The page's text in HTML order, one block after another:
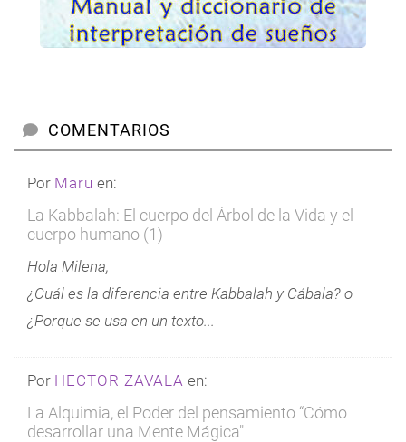
COMENTARIOS
Por Maru en:
La Kabbalah: El cuerpo del Árbol de la Vida y el
cuerpo humano (1)
Hola Milena,
¿Cuál es la diferencia entre Kabbalah y Cábala? o
¿Porque se usa en un texto...
Por HECTOR ZAVALA en:
La Alquimia, el Poder del pensamiento “Cómo
desarrollar una Mente Mágica"